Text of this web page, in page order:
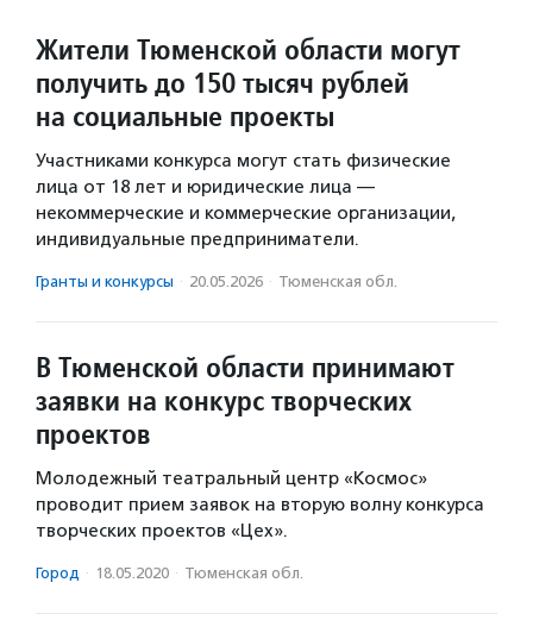
Жители Тюменской области могут
получить до 150 тысяч рублей
на социальные проекты
Участниками конкурса могут стать физические
лица от 18 лет и юридические лица —
некоммерческие и коммерческие организации,
индивидуальные предприниматели.
Гранты и конкурсы · 20.05.2026 · Тюменская обл.
В Тюменской области принимают
заявки на конкурс творческих
проектов
Молодежный театральный центр «Космос»
проводит прием заявок на вторую волну конкурса
творческих проектов «Цех».
Город · 18.05.2020 · Тюменская обл.